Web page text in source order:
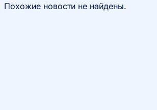
Похожие новости не найдены.